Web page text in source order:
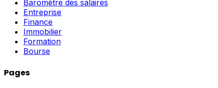
Baromètre des salaires
Entreprise
Finance
Immobilier
Formation
Bourse
Pages